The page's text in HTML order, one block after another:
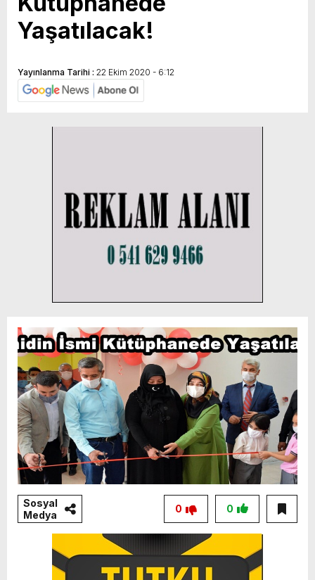
Yaşatılacak!
Yayınlanma Tarihi : 22 Ekim 2020 - 6:12
Sosyal
Medya
0
0